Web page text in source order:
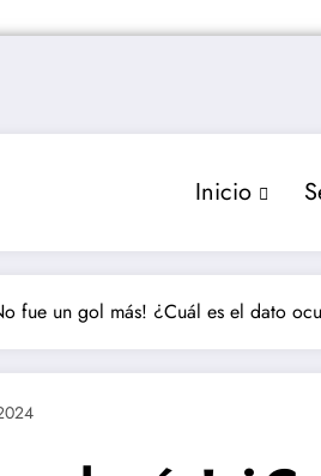
Inicio
fue un gol más! ¿Cuál es el dato